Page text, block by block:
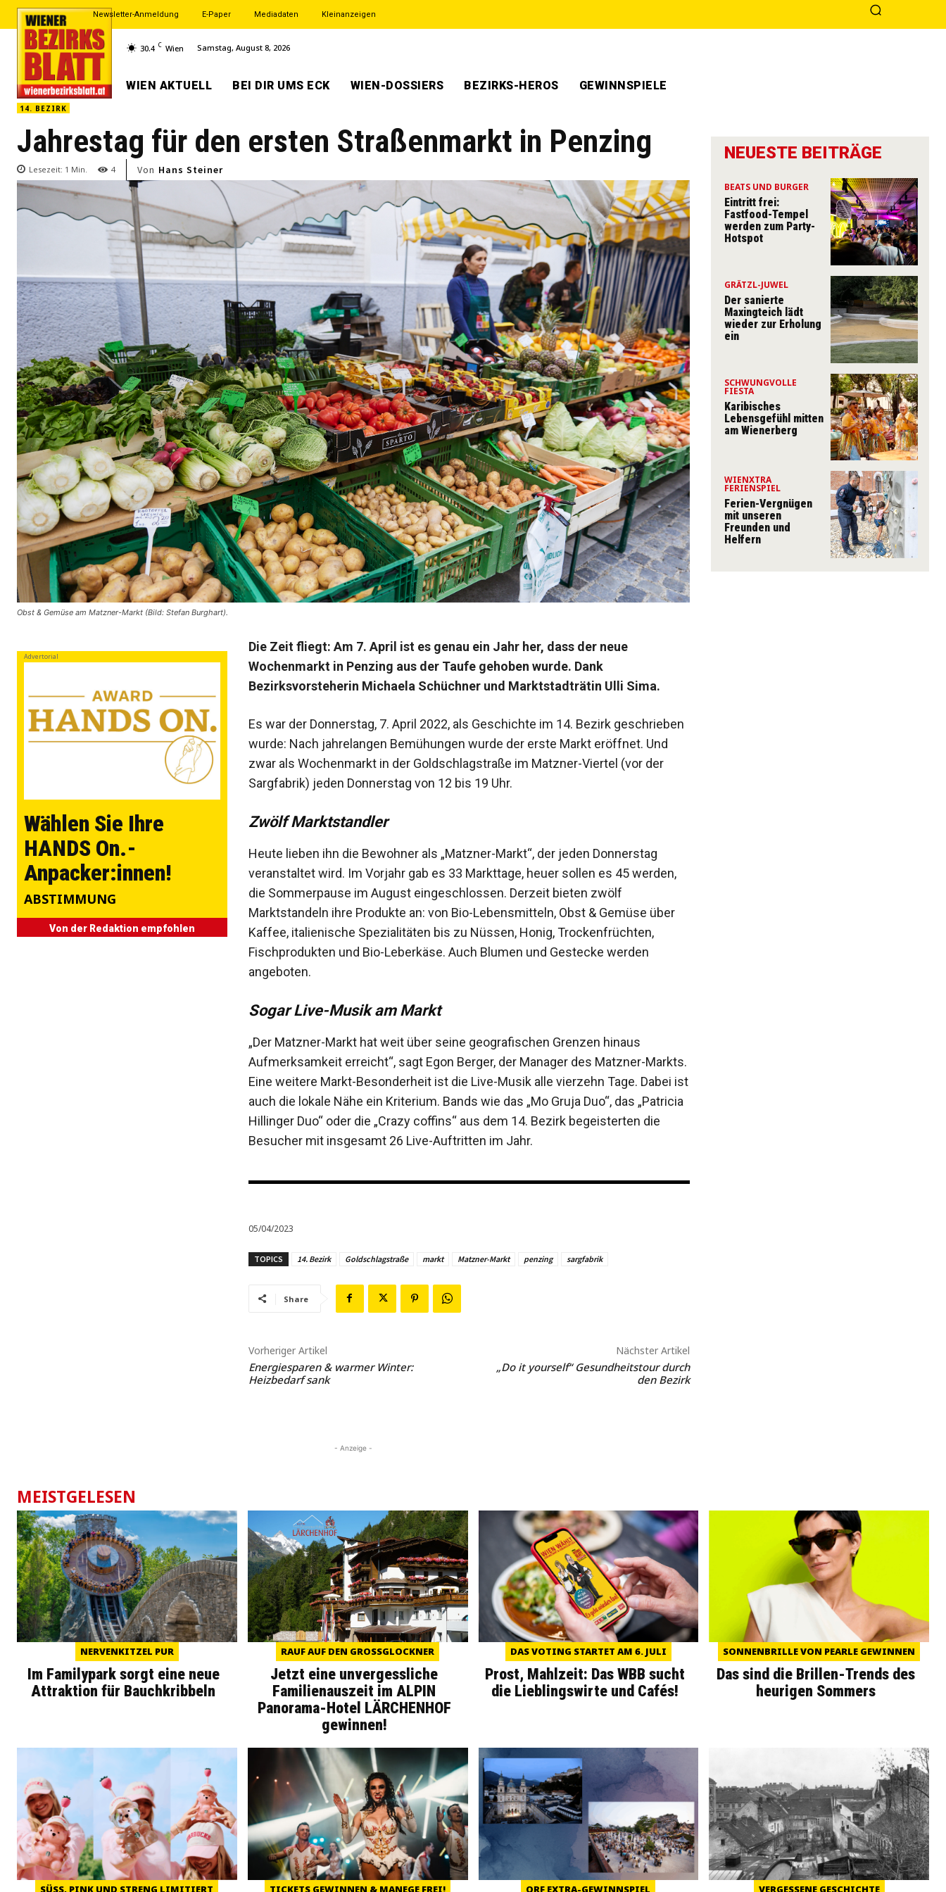
Newsletter-Anmeldung E-Paper Mediadaten Kleinanzeigen
30.4 C Wien Samstag, August 8, 2026
WIEN AKTUELL BEI DIR UMS ECK WIEN-DOSSIERS BEZIRKS-HEROS GEWINNSPIELE
14. BEZIRK
Jahrestag für den ersten Straßenmarkt in Penzing
Lesezeit: 1 Min. 4 Von Hans Steiner
Obst & Gemüse am Matzner-Markt (Bild: Stefan Burghart).
Advertorial
Wählen Sie Ihre
HANDS On.-
Anpacker:innen!
ABSTIMMUNG
Von der Redaktion empfohlen
Die Zeit fliegt: Am 7. April ist es genau ein Jahr her, dass der neue
Wochenmarkt in Penzing aus der Taufe gehoben wurde. Dank
Bezirksvorsteherin Michaela Schüchner und Marktstadträtin Ulli Sima.
Es war der Donnerstag, 7. April 2022, als Geschichte im 14. Bezirk geschrieben
wurde: Nach jahrelangen Bemühungen wurde der erste Markt eröffnet. Und
zwar als Wochenmarkt in der Goldschlagstraße im Matzner-Viertel (vor der
Sargfabrik) jeden Donnerstag von 12 bis 19 Uhr.
Zwölf Marktstandler
Heute lieben ihn die Bewohner als „Matzner-Markt“, der jeden Donnerstag
veranstaltet wird. Im Vorjahr gab es 33 Markttage, heuer sollen es 45 werden,
die Sommerpause im August eingeschlossen. Derzeit bieten zwölf
Marktstandeln ihre Produkte an: von Bio-Lebensmitteln, Obst & Gemüse über
Kaffee, italienische Spezialitäten bis zu Nüssen, Honig, Trockenfrüchten,
Fischprodukten und Bio-Leberkäse. Auch Blumen und Gestecke werden
angeboten.
Sogar Live-Musik am Markt
„Der Matzner-Markt hat weit über seine geografischen Grenzen hinaus
Aufmerksamkeit erreicht“, sagt Egon Berger, der Manager des Matzner-Markts.
Eine weitere Markt-Besonderheit ist die Live-Musik alle vierzehn Tage. Dabei ist
auch die lokale Nähe ein Kriterium. Bands wie das „Mo Gruja Duo“, das „Patricia
Hillinger Duo“ oder die „Crazy coffins“ aus dem 14. Bezirk begeisterten die
Besucher mit insgesamt 26 Live-Auftritten im Jahr.
05/04/2023
TOPICS 14. Bezirk Goldschlagstraße markt Matzner-Markt penzing sargfabrik
Share
Vorheriger Artikel
Energiesparen & warmer Winter:
Heizbedarf sank
Nächster Artikel
„Do it yourself“ Gesundheitstour durch
den Bezirk
- Anzeige -
NEUESTE BEITRÄGE
BEATS UND BURGER
Eintritt frei:
Fastfood-Tempel
werden zum Party-
Hotspot
GRÄTZL-JUWEL
Der sanierte
Maxingteich lädt
wieder zur Erholung
ein
SCHWUNGVOLLE
FIESTA
Karibisches
Lebensgefühl mitten
am Wienerberg
WIENXTRA
FERIENSPIEL
Ferien-Vergnügen
mit unseren
Freunden und
Helfern
MEISTGELESEN
NERVENKITZEL PUR
Im Familypark sorgt eine neue
Attraktion für Bauchkribbeln
RAUF AUF DEN GROSSGLOCKNER
Jetzt eine unvergessliche
Familienauszeit im ALPIN
Panorama-Hotel LÄRCHENHOF
gewinnen!
DAS VOTING STARTET AM 6. JULI
Prost, Mahlzeit: Das WBB sucht
die Lieblingswirte und Cafés!
SONNENBRILLE VON PEARLE GEWINNEN
Das sind die Brillen-Trends des
heurigen Sommers
SÜSS, PINK UND STRENG LIMITIERT TICKETS GEWINNEN & MANEGE FREI! ORF EXTRA-GEWINNSPIEL VERGESSENE GESCHICHTE